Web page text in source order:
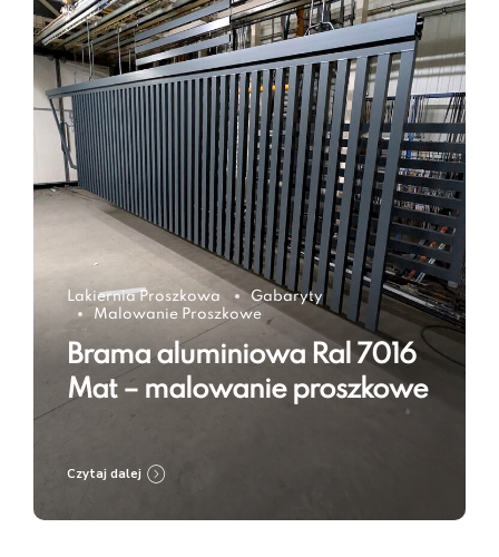
Lakiernia Proszkowa
Gabaryty
Malowanie Proszkowe
Brama aluminiowa Ral 7016
Mat – malowanie proszkowe
Czytaj dalej